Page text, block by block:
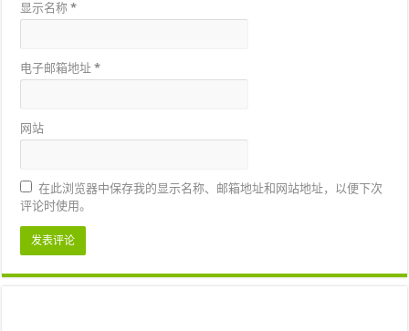
显示名称*
电子邮箱地址*
网站
在此浏览器中保存我的显示名称、邮箱地址和网站地址，以便下次
评论时使用。